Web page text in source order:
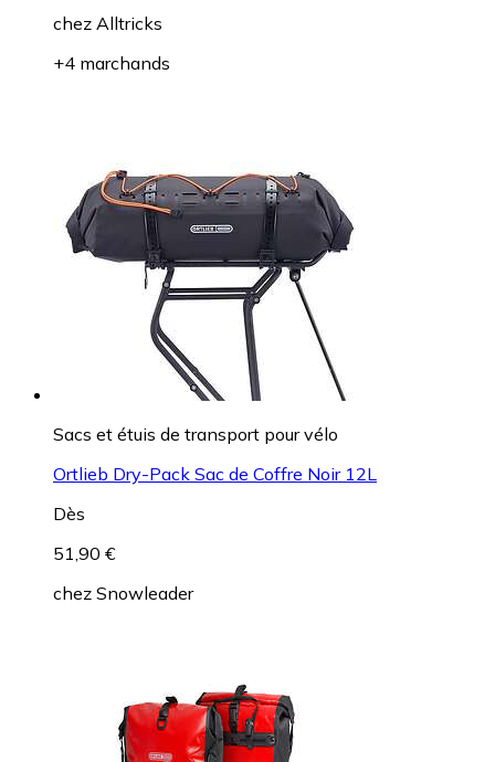
chez Alltricks
+4 marchands
Sacs et étuis de transport pour vélo
Ortlieb Dry-Pack Sac de Coffre Noir 12L
Dès
51,90 €
chez Snowleader